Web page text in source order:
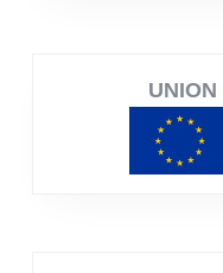
UNION